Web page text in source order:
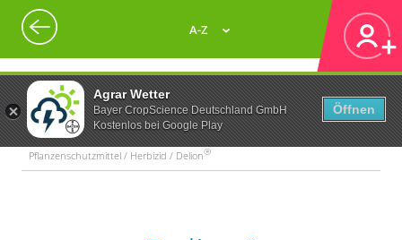
Agrar Wetter
Bayer CropScience Deutschland GmbH
Kostenlos bei Google Play
Öffnen
A-Z
Pflanzenschutzmittel / Herbizid / Delion®